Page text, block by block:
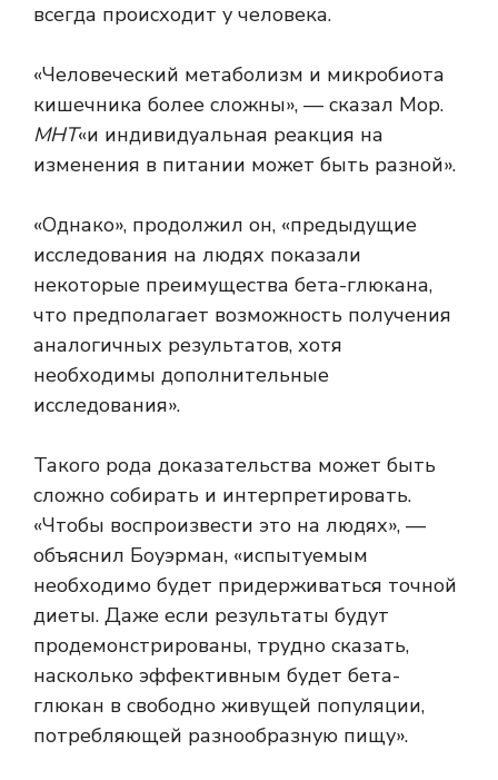
всегда происходит у человека.
«Человеческий метаболизм и микробиота
кишечника более сложны», — сказал Мор.
МНТ«и индивидуальная реакция на
изменения в питании может быть разной».
«Однако», продолжил он, «предыдущие
исследования на людях показали
некоторые преимущества бета-глюкана,
что предполагает возможность получения
аналогичных результатов, хотя
необходимы дополнительные
исследования».
Такого рода доказательства может быть
сложно собирать и интерпретировать.
«Чтобы воспроизвести это на людях», —
объяснил Боуэрман, «испытуемым
необходимо будет придерживаться точной
диеты. Даже если результаты будут
продемонстрированы, трудно сказать,
насколько эффективным будет бета-
глюкан в свободно живущей популяции,
потребляющей разнообразную пищу».